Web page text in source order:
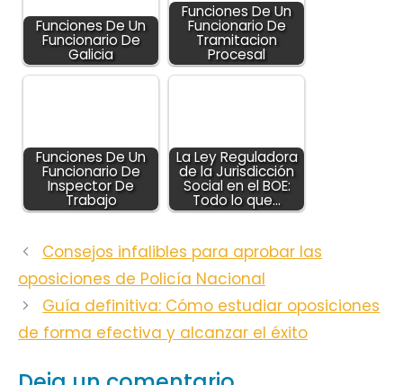
Funciones De Un
Funcionario De
Galicia
Funciones De Un
Funcionario De
Tramitacion
Procesal
Funciones De Un
Funcionario De
Inspector De
Trabajo
La Ley Reguladora
de la Jurisdicción
Social en el BOE:
Todo lo que…
Consejos infalibles para aprobar las
oposiciones de Policía Nacional
Guía definitiva: Cómo estudiar oposiciones
de forma efectiva y alcanzar el éxito